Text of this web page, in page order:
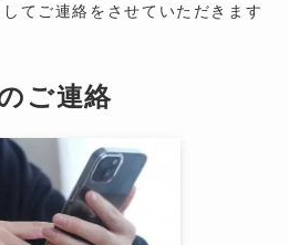
てご連絡をさせていただきます
ご連絡